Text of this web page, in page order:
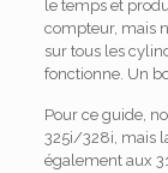
le temps et
compteur, mais
sur tous les
fonctionne. Un
Pour ce guide,
325i/328i, mais
également aux